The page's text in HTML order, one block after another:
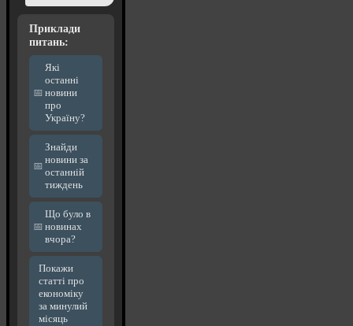
Приклади
питань:
Які
останні
новини
про
Україну?
Знайди
новини за
останній
тиждень
Що було в
новинах
вчора?
Покажи
статті про
економіку
за минулий
місяць